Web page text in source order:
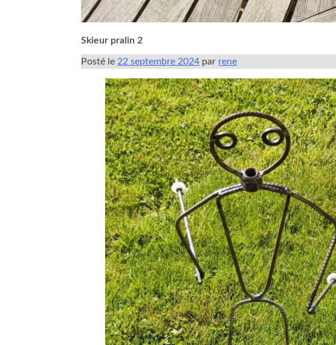
Skieur pralin 2
Posté le 22 septembre 2024 par rene